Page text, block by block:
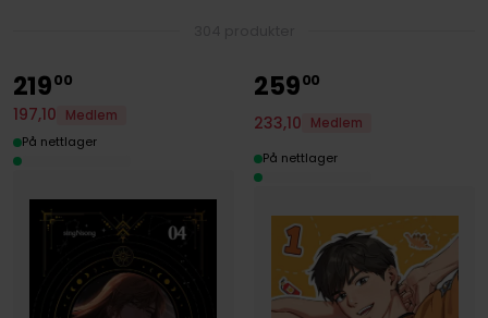
21900
197,10
Medlem
På nettlager
25900
233,10 Medlem
På nettlager